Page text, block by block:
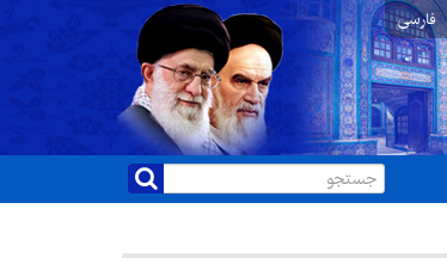
فارسی